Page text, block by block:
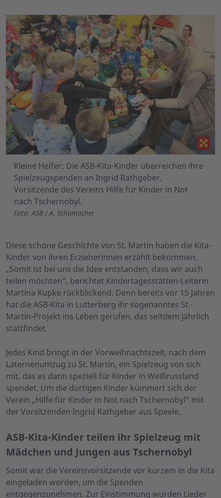
Kleine Helfer: Die ASB-Kita-Kinder überreichen ihre
Spielzeugspenden an Ingrid Rathgeber,
Vorsitzende des Vereins Hilfe für Kinder in Not
nach Tschernobyl.
Foto: ASB / A. Schumacher
Diese schöne Geschichte von St. Martin haben die Kita-
Kinder von ihren Erzieherinnen erzählt bekommen.
„Somit ist bei uns die Idee entstanden, dass wir auch
teilen möchten", berichtet Kindertagesstätten-Leiterin
Martina Kupke rückblickend. Denn bereits vor 15 Jahren
hat die ASB-Kita in Lutterberg ihr sogenanntes St.-
Martin-Projekt ins Leben gerufen, das seitdem jährlich
stattfindet.
Jedes Kind bringt in der Vorweihnachtszeit, nach dem
Laternenumzug zu St. Martin, ein Spielzeug von sich
mit, das es dann speziell für Kinder in Weißrussland
spendet. Um die dortigen Kinder kümmert sich der
Verein „Hilfe für Kinder in Not nach Tschernobyl" mit
der Vorsitzenden Ingrid Rathgeber aus Speele.
ASB-Kita-Kinder teilen ihr Spielzeug mit
Mädchen und Jungen aus Tschernobyl
Somit war die Vereinsvorsitzende vor kurzem in die Kita
eingeladen worden, um die Spenden
entgegenzunehmen. Zur Einstimmung wurden Lieder